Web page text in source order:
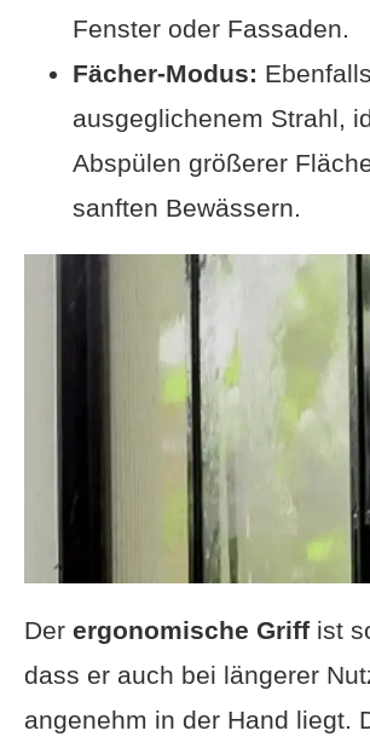
Fenster oder Fassaden.
Fächer-Modus:
ausgeglichenem Strahl,
Abspülen größerer
sanften Bewässern.
Der ergonomische Griff ist
dass er auch bei längerer
angenehm in der Hand liegt.